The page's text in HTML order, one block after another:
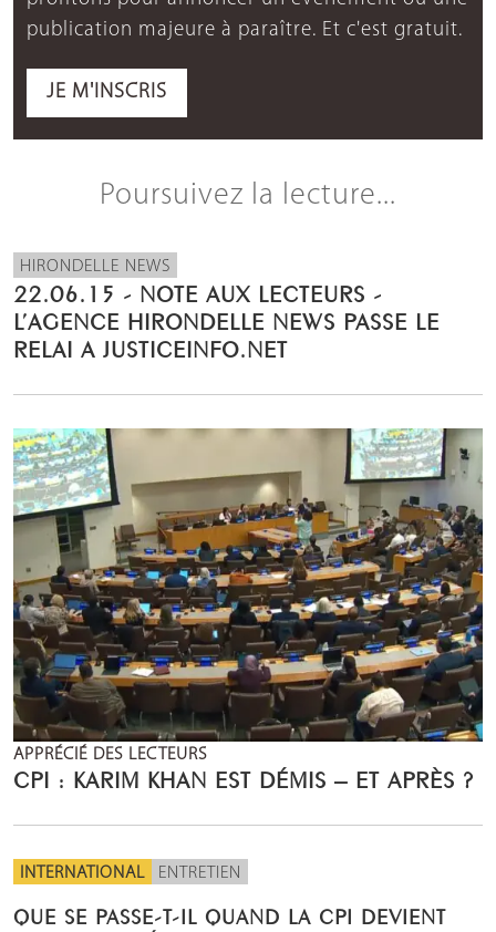
publication majeure à paraître. Et c'est gratuit.
JE M'INSCRIS
Poursuivez la lecture...
HIRONDELLE NEWS
22.06.15 - NOTE AUX LECTEURS -
L’AGENCE HIRONDELLE NEWS PASSE LE
RELAI A JUSTICEINFO.NET
APPRÉCIÉ DES LECTEURS
CPI : KARIM KHAN EST DÉMIS – ET APRÈS ?
INTERNATIONAL ENTRETIEN
QUE SE PASSE-T-IL QUAND LA CPI DEVIENT